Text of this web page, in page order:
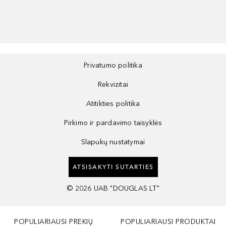
Privatumo politika
Rekvizitai
Atitikties politika
Pirkimo ir pardavimo taisyklės
Slapukų nustatymai
ATSISAKYTI SUTARTIES
© 2026 UAB "DOUGLAS LT"
POPULIARIAUSI PREKIŲ
POPULIARIAUSI PRODUKTAI